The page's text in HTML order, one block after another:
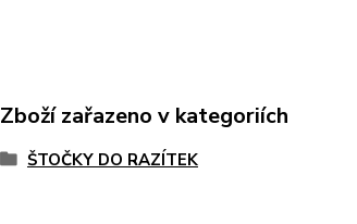
Zboží zařazeno v kategoriích
ŠTOČKY DO RAZÍTEK